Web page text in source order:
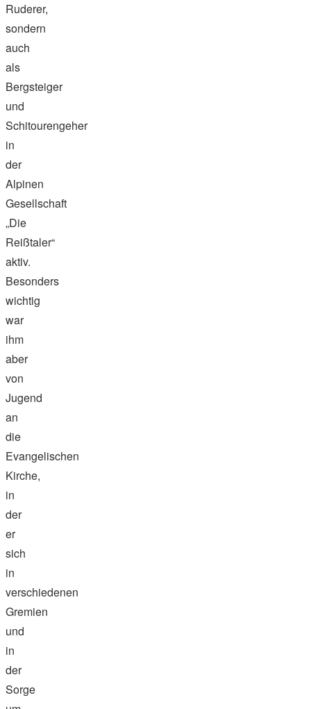
Ruderer,
sondern
auch
als
Bergsteiger
und
Schitourengeher
in
der
Alpinen
Gesellschaft
„Die
Reißtaler“
aktiv.
Besonders
wichtig
war
ihm
aber
von
Jugend
an
die
Evangelischen
Kirche,
in
der
er
sich
in
verschiedenen
Gremien
und
in
der
Sorge